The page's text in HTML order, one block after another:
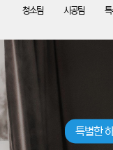
89
청소팀 68
시공팀
특별한